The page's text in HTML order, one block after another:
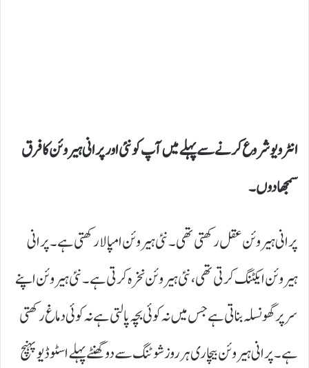
انٹرویو شروع کرنے سے پہلے میں آپ کو نئی اور پرانی ہیروئن کا فرق
سمجھا دوں۔
پرانی ہیروئن عقل رکھتی تھی۔ نئی ہیروئن امپالا رکھتی ہے۔ پرانی
ہیروئن ایکٹنگ کرتی تھی، نئی ہیروئن نخرہ کرتی ہے۔ نئی ہیروئن اپنے
سر پر گھونسلہ بناتی ہے جس میں نہ کوئی بچہ پالتی ہے نہ کوئی دماغ رکھتی
ہے۔ پرانی ہیروئن بیچاری ہر روز شوٹنگ سے دو گھنٹے پہلے اسٹوڈیو پہنچ